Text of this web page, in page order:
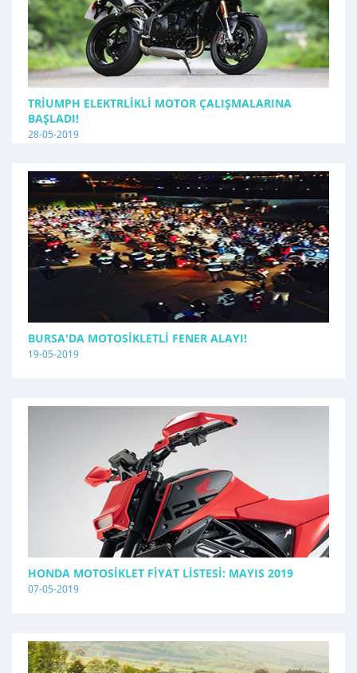
TRIUMPH ELEKTRLIKLI MOTOR ÇALIŞMALARINA
BAŞLADI!
28-05-2019
BURSA'DA MOTOSIKLETLI FENER ALAYI!
19-05-2019
HONDA MOTOSIKLET FIYAT LISTESI: MAYIS 2019
07-05-2019